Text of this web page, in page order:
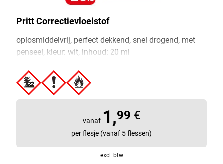
Pritt Correctievloeistof
oplosmiddelvrij, perfect dekkend, snel drogend, met
penseel, kleur: wit, inhoud: 20 ml
vanaf 1,99 €
per flesje (vanaf 5 flessen)
excl. btw